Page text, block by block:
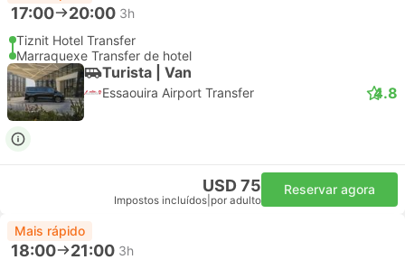
17:00 20:00 3h
Tiznit Hotel Transfer
Marraquexe Transfer de hotel
Turista | Van
Essaouira Airport Transfer 4.8
USD 75
Impostos incluídos por adulto
Reservar agora
Mais rápido
18:00 21:00 3h